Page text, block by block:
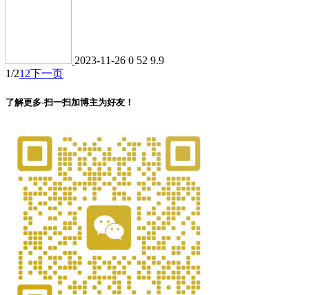
2023-11-26 0 52 9.9
1/21 2下一页
了解更多-扫一扫加博主为好友！